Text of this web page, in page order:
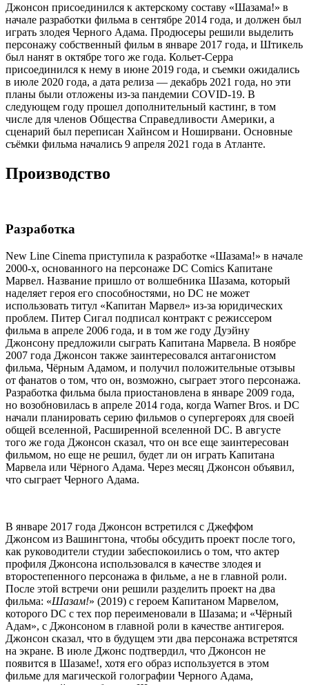
Джонсон присоединился к актерскому составу «Шазама!» в
начале разработки фильма в сентябре 2014 года, и должен был
играть злодея Черного Адама. Продюсеры решили выделить
персонажу собственный фильм в январе 2017 года, и Штикель
был нанят в октябре того же года. Кольет-Серра
присоединился к нему в июне 2019 года, и съемки ожидались
в июле 2020 года, а дата релиза — декабрь 2021 года, но эти
планы были отложены из-за пандемии COVID-19. В
следующем году прошел дополнительный кастинг, в том
числе для членов Общества Справедливости Америки, а
сценарий был переписан Хайнсом и Ноширвани. Основные
съёмки фильма начались 9 апреля 2021 года в Атланте.
Производство
Разработка
New Line Cinema приступила к разработке «Шазама!» в начале
2000-х, основанного на персонаже DC Comics Капитане
Марвел. Название пришло от волшебника Шазама, который
наделяет героя его способностями, но DC не может
использовать титул «Капитан Марвел» из-за юридических
проблем. Питер Сигал подписал контракт с режиссером
фильма в апреле 2006 года, и в том же году Дуэйну
Джонсону предложили сыграть Капитана Марвела. В ноябре
2007 года Джонсон также заинтересовался антагонистом
фильма, Чёрным Адамом, и получил положительные отзывы
от фанатов о том, что он, возможно, сыграет этого персонажа.
Разработка фильма была приостановлена ​​в январе 2009 года,
но возобновилась в апреле 2014 года, когда Warner Bros. и DC
начали планировать серию фильмов о супергероях для своей
общей вселенной, Расширенной вселенной DC. В августе
того же года Джонсон сказал, что он все еще заинтересован
фильмом, но еще не решил, будет ли он играть Капитана
Марвела или Чёрного Адама. Через месяц Джонсон объявил,
что сыграет Черного Адама.
В январе 2017 года Джонсон встретился с Джеффом
Джонсом из Вашингтона, чтобы обсудить проект после того,
как руководители студии забеспокоились о том, что актер
профиля Джонсона использовался в качестве злодея и
второстепенного персонажа в фильме, а не в главной роли.
После этой встречи они решили разделить проект на два
фильма: «Шазам!» (2019) с героем Капитаном Марвелом,
которого DC с тех пор переименовали в Шазама; и «Чёрный
Адам», с Джонсоном в главной роли в качестве антигероя.
Джонсон сказал, что в будущем эти два персонажа встретятся
на экране. В июле Джонс подтвердил, что Джонсон не
появится в Шазаме!, хотя его образ используется в этом
фильме для магической голографии Черного Адама,